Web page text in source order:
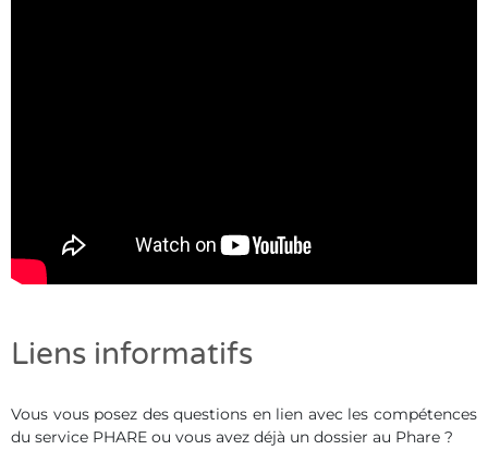
Liens informatifs
Vous vous posez des questions en lien avec les compétences
du service PHARE ou vous avez déjà un dossier au Phare ?